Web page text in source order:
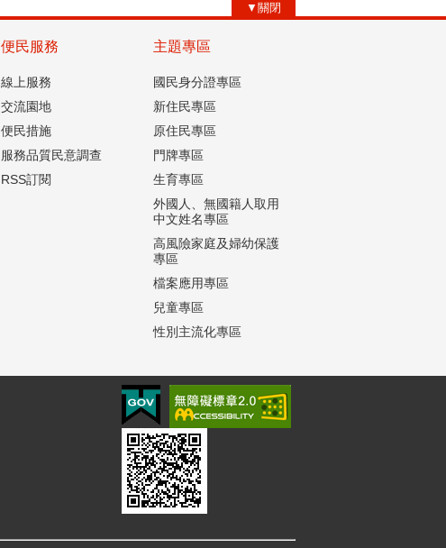
▼關閉
便民服務
線上服務
交流園地
便民措施
服務品質民意調查
RSS訂閱
主題專區
國民身分證專區
新住民專區
原住民專區
門牌專區
生育專區
外國人、無國籍人取用
中文姓名專區
高風險家庭及婦幼保護
專區
檔案應用專區
兒童專區
性別主流化專區